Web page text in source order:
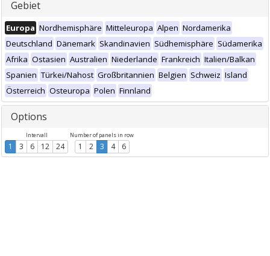
Gebiet
Europa Nordhemisphäre Mitteleuropa Alpen Nordamerika
Deutschland Dänemark Skandinavien Südhemisphäre Südamerika
Afrika Ostasien Australien Niederlande Frankreich Italien/Balkan
Spanien Türkei/Nahost Großbritannien Belgien Schweiz Island
Österreich Osteuropa Polen Finnland
Options
Intervall
1 3 6 12 24
Number of panels in row
1 2 3 4 6